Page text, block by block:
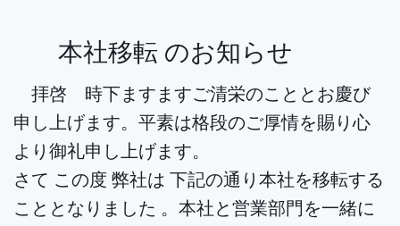
本社移転 のお知らせ
拝啓 時下ますますご清栄のこととお慶び
申し上げます。平素は格段のご厚情を賜り心
より御礼申し上げます。
さて この度 弊社は 下記の通り本社を移転する
こととなりました 。本社と営業部門を一緒に